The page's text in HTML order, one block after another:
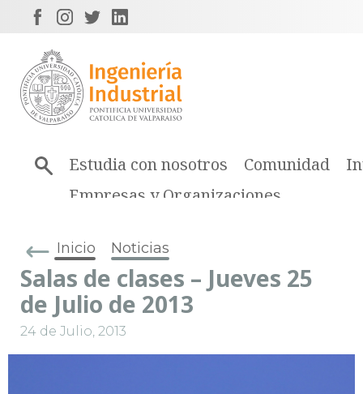
Estudia con nosotros Comunidad
Empresas y Organizaciones
Inicio Noticias
Salas de clases – Jueves 25
de Julio de 2013
24 de Julio, 2013